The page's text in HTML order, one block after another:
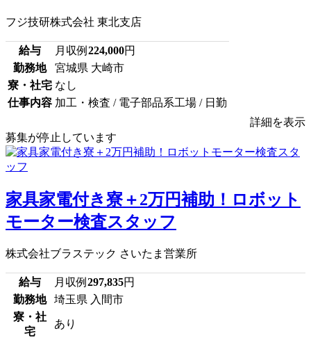
フジ技研株式会社 東北支店
給与 月収例 224,000円
勤務地
宮城県 大崎市
寮・社宅 なし
仕事内容 加工・検査 / 電子部品系工場 / 日勤
詳細を表示
募集が停止しています
家具家電付き寮＋2万円補助！ロボット
モーター検査スタッフ
株式会社ブラステック さいたま営業所
給与 月収例 297,835円
勤務地
埼玉県 入間市
寮・社
宅
あり